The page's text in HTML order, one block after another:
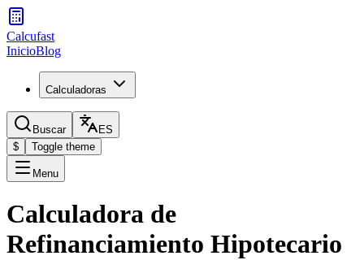
Calcufast
InicioBlog
Calculadoras
Buscar
ES
$
Toggle theme
Menu
Calculadora de
Refinanciamiento Hipotecario